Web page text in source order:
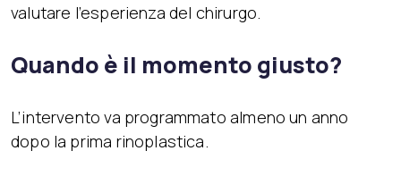
valutare l’esperienza del chirurgo.
Quando è il momento giusto?
L’intervento va programmato almeno un anno
dopo la prima rinoplastica.